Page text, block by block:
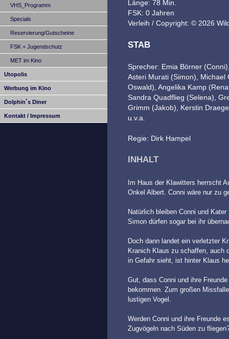
VHS_Programm
Specials
Reservierung/Gutscheine
FSK + Jugendschutz
MET im Kino
Utopolis
Werbung im Kino
Dolphin´s Diner
Kontakt / Impressum
Länge: 78 Min.
FSK: 0 Jahren
Verleih / Copyright: © 2026
STAB
Sprecher: Emia Börner
Asteri Murati (Simon), Michael
Oswald), Angelika Kamp
Sandra Quadflieg (Selena),
Grimm (Jakob), Kerstin
u.v.a.
Regie: Dirk Hampel
INHALT
Im Haus der Klawitters herrscht
Onkel Albert. Conni wäre nur zu
Natürlich bleiben Conni und
Simon dürfen sogar bei ihr
Doch dann landet ein verletzter
Kranich Klaus zu schaffen, auch
in Gefahr sieht, ist hinter Klaus
Gut, dass Conni und ihre
bekommen. Zum großen
lustigen Vogel.
Werden Conni und ihre Freunde
Zugvögeln nach Süden zu